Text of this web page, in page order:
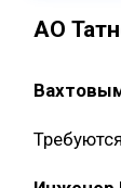
АО
Требуются